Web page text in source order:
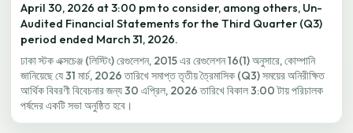
April 30, 2026 at 3:00 pm to consider, among others, Un-
Audited Financial Statements for the Third Quarter (Q3)
period ended March 31, 2026.
ঢাকা স্টক এক্সচেঞ্জ (লিস্টিং) রেগুলেশন, 2015 এর রেগুলেশন 16(1) অনুসারে, কোম্পানি
জানিয়েছে যে 31 মার্চ, 2026 তারিখে সমাপ্ত তৃতীয় ত্রৈমাসিক (Q3) সময়ের অনিরীক্ষিত
আর্থিক বিবরণী বিবেচনার জন্য 30 এপ্রিল, 2026 তারিখে বিকাল 3:00 টায় পরিচালক
পর্ষদের একটি সভা অনুষ্ঠিত হবে।